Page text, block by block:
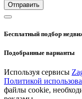
Отправить
Бесплатный подбор
Подобранные варианты
Используя сервисы
Политикой
файлы cookie,